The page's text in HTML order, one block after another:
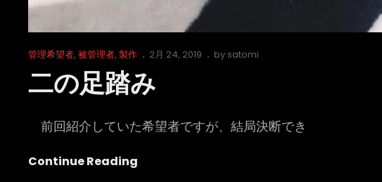
Cat
管理希望者, 被管理者, 製作
Posted
2月 24, 2019 by satomi
二の足踏み
前回紹介していた希望者ですが、結局決断でき
Continue Reading